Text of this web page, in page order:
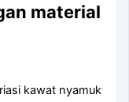
material
kawat nyamuk